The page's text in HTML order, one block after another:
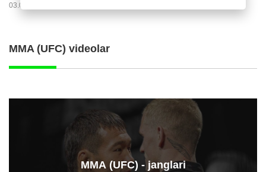
03.08.2026 20:32
MMA (UFC) videolar
ММА (UFC) - janglari